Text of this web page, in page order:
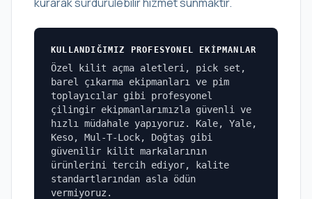
KULLANDIĞIMIZ PROFESYONEL EKIPMANLAR
Özel kilit açma aletleri, pick set,
barel çıkarma ekipmanları ve pim
toplayıcılar gibi profesyonel
çilingir ekipmanlarımızla güvenli ve
hızlı müdahale yapıyoruz. Kale, Yale,
Keso, Mul-T-Lock, Doğtaş gibi
güvenilir kilit markalarının
ürünlerini tercih ediyor, kalite
standartlarından asla ödün
vermiyoruz.